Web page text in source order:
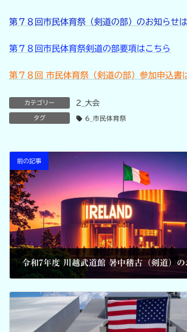
第７８回市民体育祭（剣道の部）のお知らせ
第７８回市民体育祭剣道の部要項はこちら
第７８回 市民体育祭（剣道の部）参加申込書
カテゴリー 2_大会
タグ 6_市民体育祭
前の記事
令和7年度 川越武道館 暑中稽古（剣道）の